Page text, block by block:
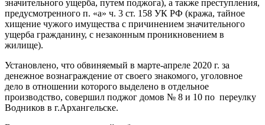
значительного ущерба, путем поджога), а также преступления,
предусмотренного п. «а» ч. 3 ст. 158 УК РФ (кража, тайное
хищение чужого имущества с причинением значительного
ущерба гражданину, с незаконным проникновением в
жилище).
Установлено, что обвиняемый в марте-апреле 2020 г. за
денежное вознаграждение от своего знакомого, уголовное
дело в отношении которого выделено в отдельное
производство, совершил поджог домов № 8 и 10 по переулку
Водников в г.Архангельске.